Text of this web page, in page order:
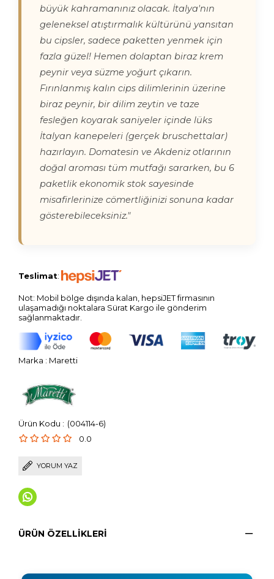
büyük kahramanınız olacak. İtalya'nın
geleneksel atıştırmalık kültürünü yansıtan
bu cipsler, sadece paketten yenmek için
fazla güzel! Hemen dolaptan biraz krem
peynir veya süzme yoğurt çıkarın.
Fırınlanmış kalın cips dilimlerinin üzerine
biraz peynir, bir dilim zeytin ve taze
fesleğen koyarak saniyeler içinde lüks
İtalyan kanepeleri (gerçek bruschettalar)
hazırlayın. Domatesin ve Akdeniz otlarının
doğal aroması tüm mutfağı sararken, bu 6
paketlik ekonomik stok sayesinde
misafirlerinize cömertliğinizi sonuna kadar
gösterebileceksiniz."
Teslimat:
Not: Mobil bölge dışında kalan, hepsiJET firmasının
ulaşamadığı noktalara Sürat Kargo ile gönderim
sağlanmaktadır.
Marka : Maretti
(004114-6)
0.0
YORUM YAZ
ÜRÜN ÖZELLIKLERI